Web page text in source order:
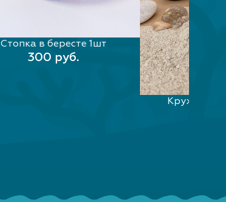
В КОРЗИНУ
Стопка в бересте 1шт
300 руб.
Кружка